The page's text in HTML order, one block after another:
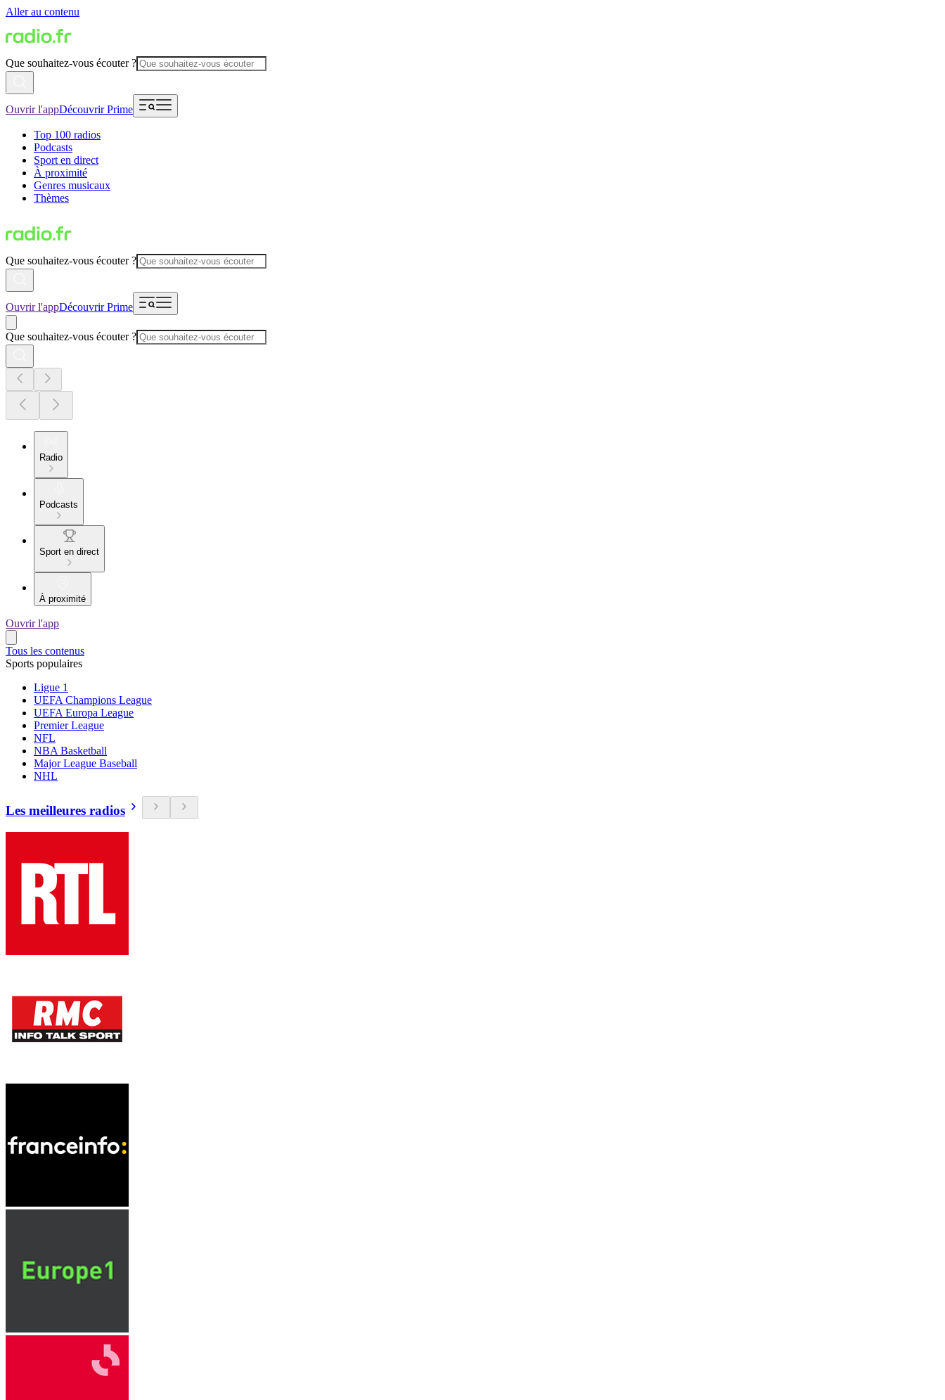
Aller au contenu
Que souhaitez-vous écouter ?
Ouvrir l'appDécouvrir Prime
Top 100 radios
Podcasts
Sport en direct
À proximité
Genres musicaux
Thèmes
Que souhaitez-vous écouter ?
Ouvrir l'appDécouvrir Prime
Que souhaitez-vous écouter ?
Radio
Podcasts
Sport en direct
À proximité
Ouvrir l'app
Tous les contenus
Sports populaires
Ligue 1
UEFA Champions League
UEFA Europa League
Premier League
NFL
NBA Basketball
Major League Baseball
NHL
Les meilleures radios